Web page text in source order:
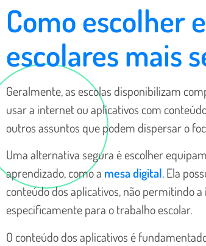
Como escolher
escolares mais
Geralmente, as escolas disponibilizam
usar a internet ou aplicativos com
outros assuntos que podem dispersar o
Uma alternativa segura é escolher
aprendizado, como a mesa digital. Ela
conteúdo dos aplicativos, não permitindo
especificamente para o trabalho escolar.
O conteúdo dos aplicativos é